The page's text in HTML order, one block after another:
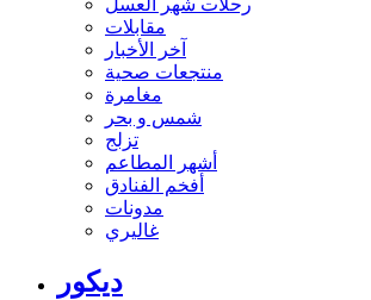
رحلات شهر العسل
مقابلات
آخر الأخبار
منتجعات صحية
مغامرة
شمس و بحر
تزلج
أشهر المطاعم
أفخم الفنادق
مدونات
غاليري
ديكور